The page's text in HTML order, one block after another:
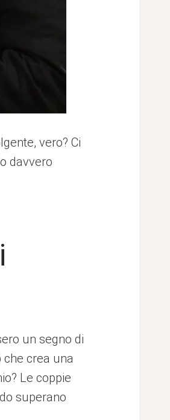
vero? Ci
davvero
un segno di
che crea una
Le coppie
superano